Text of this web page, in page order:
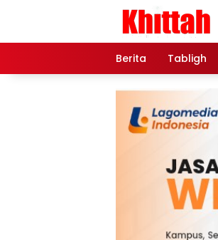
Berita Tabligh